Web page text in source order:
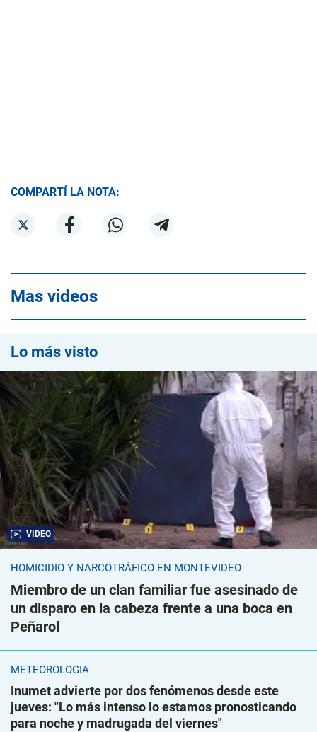
COMPARTÍ LA NOTA:
Mas videos
Lo más visto
VIDEO
HOMICIDIO Y NARCOTRÁFICO EN MONTEVIDEO
Miembro de un clan familiar fue asesinado de
un disparo en la cabeza frente a una boca en
Peñarol
METEOROLOGÍA
Inumet advierte por dos fenómenos desde este
jueves: "Lo más intenso lo estamos pronosticando
para noche y madrugada del viernes"